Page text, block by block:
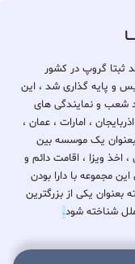
تحت نام و برند ثبتا گروپ در کشور
و پایه گذاری شد ، این
شعب و نمایندگی های
، امارات ، عمان ،
بعنوان یک موسسه بین
اخذ ویزا ، اقامت دائم و
مجموعه با دارا بودن
بعنوان یکی از بزرگترین
شناخته شود.